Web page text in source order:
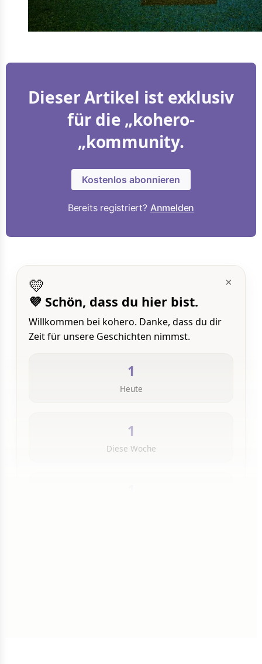
Dieser Artikel ist exklusiv
für die „kohero-
„kommunity.
Kostenlos abonnieren
Bereits registriert? Anmelden
×
💛
💜 Schön, dass du hier bist.
Willkommen bei kohero. Danke, dass du dir
Zeit für unsere Geschichten nimmst.
1
Heute
1
Diese Woche